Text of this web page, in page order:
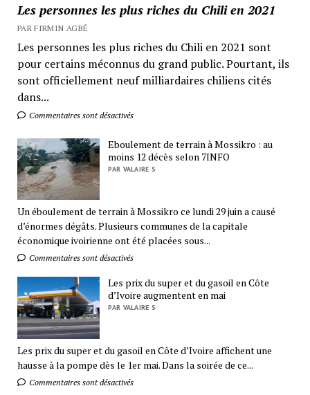
Les personnes les plus riches du Chili en 2021
PAR FIRMIN AGBÉ
Les personnes les plus riches du Chili en 2021 sont
pour certains méconnus du grand public. Pourtant, ils
sont officiellement neuf milliardaires chiliens cités
dans...
Commentaires sont désactivés
Eboulement de terrain à Mossikro : au
moins 12 décès selon 7INFO
PAR VALAIRE S
Un éboulement de terrain à Mossikro ce lundi 29 juin a causé
d’énormes dégâts. Plusieurs communes de la capitale
économique ivoirienne ont été placées sous...
Commentaires sont désactivés
Les prix du super et du gasoil en Côte
d’Ivoire augmentent en mai
PAR VALAIRE S
Les prix du super et du gasoil en Côte d’Ivoire affichent une
hausse à la pompe dès le 1er mai. Dans la soirée de ce...
Commentaires sont désactivés